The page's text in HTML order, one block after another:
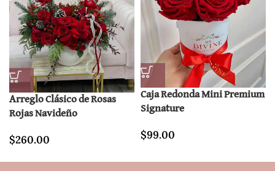
Arreglo Clásico de Rosas
Rojas Navideño
$260.00
Caja Redonda Mini Premium
Signature
$99.00